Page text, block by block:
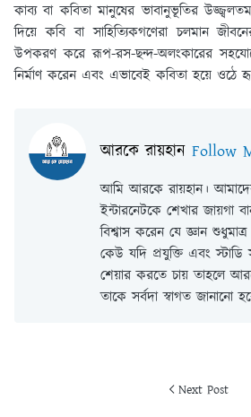
কাব্য বা কবিতা মানুষের ভাবানুভূতির
দিয়ে কবি বা সাহিত্যিকগণেরা চলমান
উপকরণ করে রূপ-রস-ছন্দ-অলংকারের
নির্মাণ করেন এবং এভাবেই কবিতা হয়ে ওঠে
আরকে রায়হান Follow
আমি আরকে রায়হান।
ইন্টারনেটকে শেখার জায়গা
বিশ্বাস করেন যে জ্ঞান
কেউ যদি প্রযুক্তি এবং
শেয়ার করতে চায় তাহলে
তাকে সর্বদা স্বাগত জানানো
Next Post